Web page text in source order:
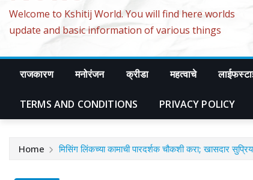
Welcome to Kshitij World. You will find here worlds
update and basic information of various things
राजकारण मनोरंजन क्रीडा महत्वाचे
TERMS AND CONDITIONS PRIVACY POLICY
Home मिसिंग लिंकच्या कामाची पारदर्शक चौकशी करा; खासदार